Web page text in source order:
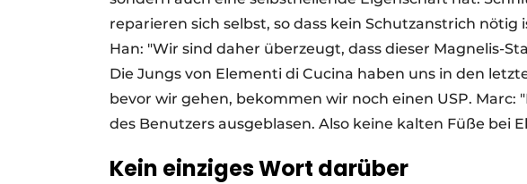
reparieren sich selbst, so dass kein Schutzanstrich
Han: "Wir sind daher überzeugt, dass dieser Magnelis-
Die Jungs von Elementi di Cucina haben uns in den
bevor wir gehen, bekommen wir noch einen USP.
des Benutzers ausgeblasen. Also keine kalten Füße bei
Kein einziges Wort darüber